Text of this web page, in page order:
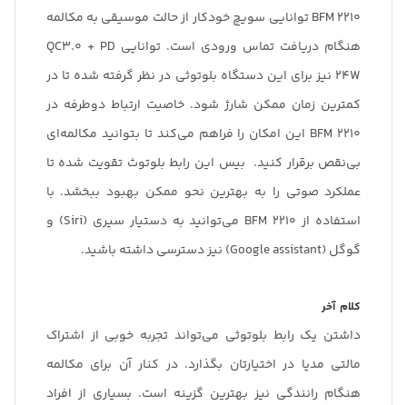
BFM 2210 توانایی سویچ خودکار از حالت موسیقی به مکالمه
هنگام دریافت تماس ورودی است. توانایی QC3.0 + PD
24W نیز برای این دستگاه بلوتوثی در نظر گرفته شده تا در
کمترین زمان ممکن شارژ شود. خاصیت ارتباط دوطرفه در
BFM 2210 این امکان را فراهم می‌کند تا بتوانید مکالمه‌ای
بی‌نقص برقرار کنید. بیس این رابط بلوتوث تقویت شده تا
عملکرد صوتی را به بهترین نحو ممکن بهبود ببخشد. با
استفاده از BFM 2210 می‌توانید به دستیار سیری (Siri) و
گوگل (Google assistant) نیز دسترسی داشته باشید.
کلام آخر
داشتن یک رابط بلوتوثی می‌تواند تجربه خوبی از اشتراک
مالتی مدیا در اختیارتان بگذارد. در کنار آن برای مکالمه
هنگام رانندگی نیز بهترین گزینه است. بسیاری از افراد